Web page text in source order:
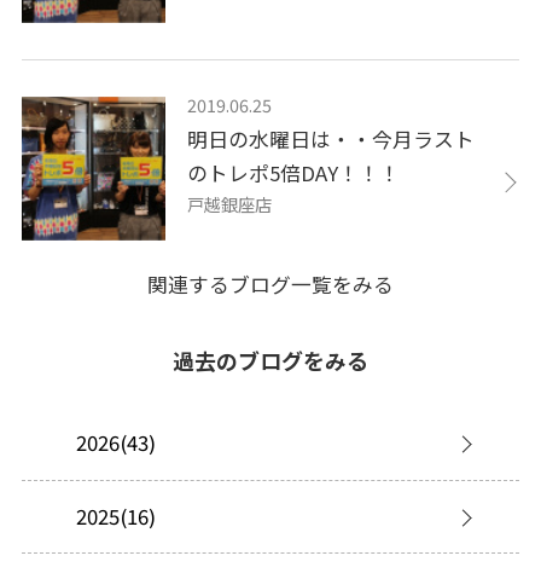
2019.06.25
明日の水曜日は・・今月ラスト
のトレポ5倍DAY！！！
戸越銀座店
関連するブログ一覧をみる
過去のブログをみる
2026(43)
2025(16)